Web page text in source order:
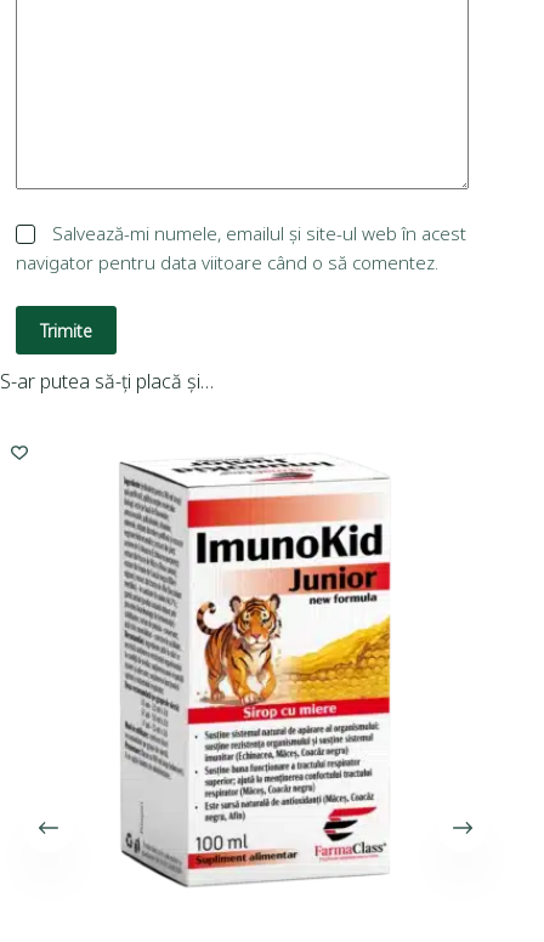
Salvează-mi numele, emailul și site-ul web în acest
navigator pentru data viitoare când o să comentez.
Trimite
S-ar putea să-ți placă și…